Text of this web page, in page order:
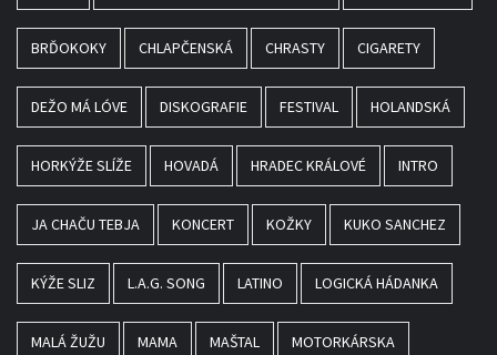
BRĎOKOKY CHLAPČENSKÁ CHRASTY CIGARETY
DEŽO MÁ LÓVE DISKOGRAFIE FESTIVAL HOLANDSKÁ
HORKÝŽE SLÍŽE HOVADÁ HRADEC KRÁLOVÉ INTRO
JA CHAČU TEBJA KONCERT KOŽKY KUKO SANCHEZ
KÝŽE SLIZ L.A.G. SONG LATINO LOGICKÁ HÁDANKA
MALÁ ŽUŽU MAMA MAŠTAL MOTORKÁRSKA